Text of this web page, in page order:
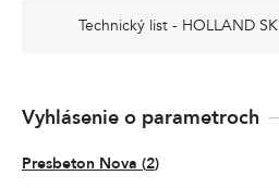
Technický list - HOLLAND SK
Vyhlásenie o parametroch
Presbeton Nova (2)